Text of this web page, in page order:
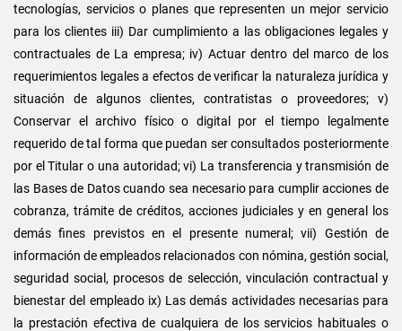
tecnologías, servicios o planes que representen un mejor servicio
para los clientes iii) Dar cumplimiento a las obligaciones legales y
contractuales de La empresa; iv) Actuar dentro del marco de los
requerimientos legales a efectos de verificar la naturaleza jurídica y
situación de algunos clientes, contratistas o proveedores; v)
Conservar el archivo físico o digital por el tiempo legalmente
requerido de tal forma que puedan ser consultados posteriormente
por el Titular o una autoridad; vi) La transferencia y transmisión de
las Bases de Datos cuando sea necesario para cumplir acciones de
cobranza, trámite de créditos, acciones judiciales y en general los
demás fines previstos en el presente numeral; vii) Gestión de
información de empleados relacionados con nómina, gestión social,
seguridad social, procesos de selección, vinculación contractual y
bienestar del empleado ix) Las demás actividades necesarias para
la prestación efectiva de cualquiera de los servicios habituales o